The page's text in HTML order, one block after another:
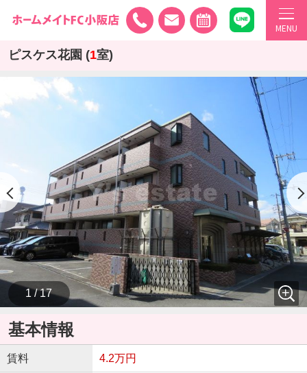
MENU
ピスケス花園 (1室)
1 / 17
基本情報
賃料 4.2万円